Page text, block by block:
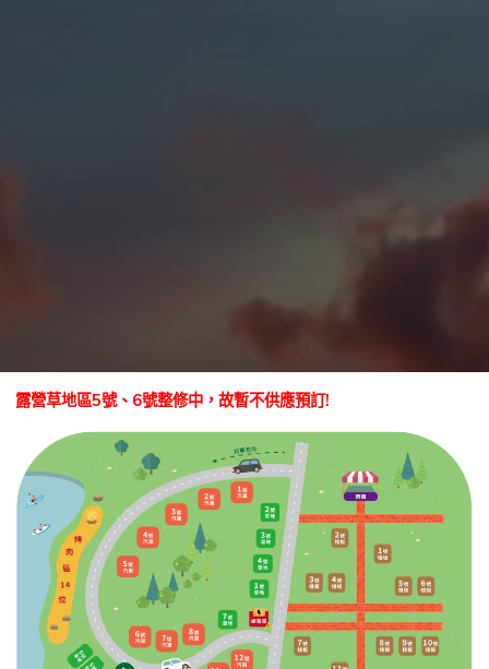
露營草地區5號、6號整修中，故暫不供應預訂!